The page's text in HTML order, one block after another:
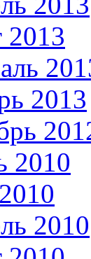
2013
2010
2010